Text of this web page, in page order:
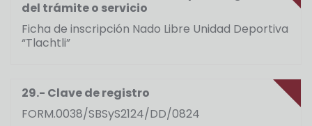
del trámite o servicio
Ficha de inscripción Nado Libre Unidad Deportiva
“Tlachtli”
29.- Clave de registro
FORM.0038/SBSyS2124/DD/0824